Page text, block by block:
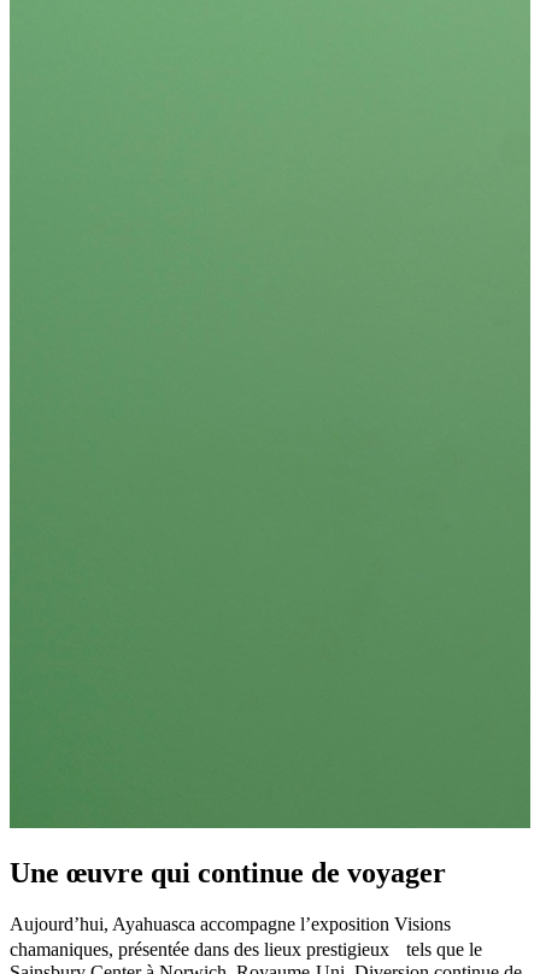
Une œuvre qui continue de voyager
Aujourd’hui, Ayahuasca accompagne l’exposition Visions
chamaniques, présentée dans des lieux prestigieux tels que le